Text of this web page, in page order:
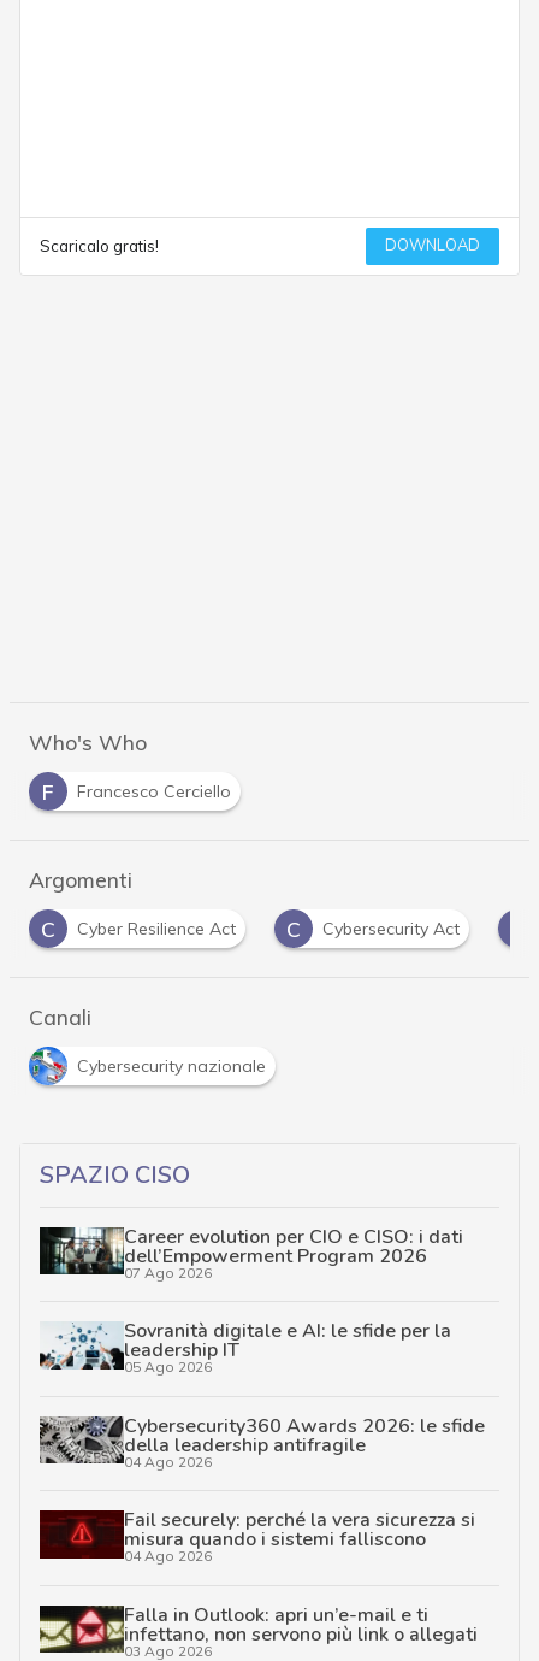
Scaricalo gratis! DOWNLOAD
Who's Who
F
Francesco Cerciello
Argomenti
C
Cyber Resilience Act C Cybersecurity Act
Canali
Cybersecurity nazionale
SPAZIO CISO
Career evolution per CIO e CISO: i dati
dell’Empowerment Program 2026
07 Ago 2026
Sovranità digitale e AI: le sfide per la
leadership IT
05 Ago 2026
Cybersecurity360 Awards 2026: le sfide
della leadership antifragile
04 Ago 2026
Fail securely: perché la vera sicurezza si
misura quando i sistemi falliscono
04 Ago 2026
Falla in Outlook: apri un’e-mail e ti
infettano, non servono più link o allegati
03 Ago 2026